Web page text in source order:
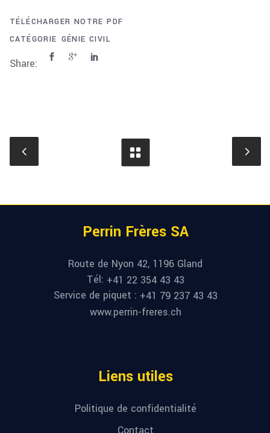
TÉLÉCHARGER NOTRE PDF
CATÉGORIE GÉNIE CIVIL
Share:
Perrin Frères SA
Route de Nyon 42, 1196 Gland
Tél: +41 22 354 43 43
Service de piquet : +41 79 237 43 43
www.perrin-freres.ch
Liens utiles
Politique de confidentialité